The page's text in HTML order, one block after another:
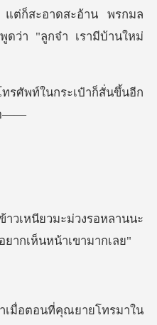
าดสะอ้าน พรกมล
รศัพท์ในกระเป๋าก็สั่นขึ้นอี
ยวมะม่วงรอหลานนะ
ี่คุณยายโทรมาใน